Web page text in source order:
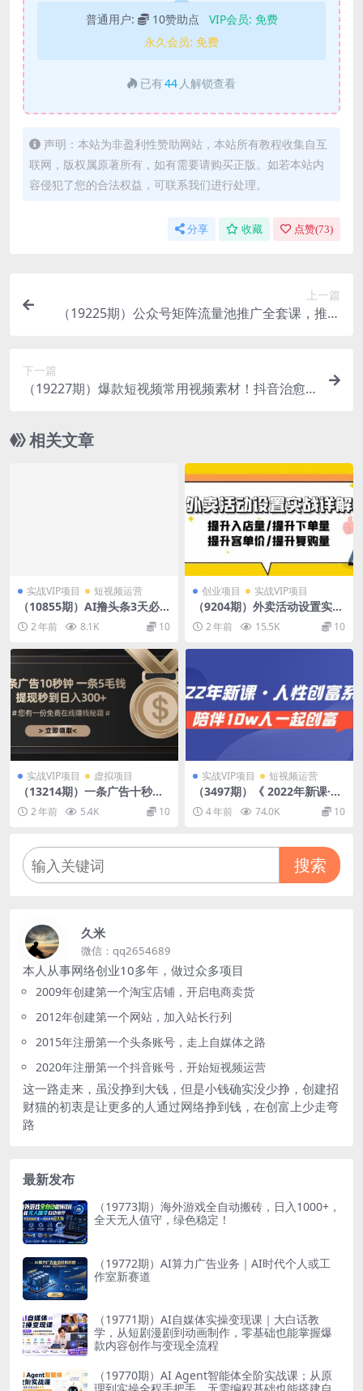
普通用户: 10赞助点 VIP会员: 免费
永久会员: 免费
已有44 人解锁查看
声明：本站为非盈利性赞助网站，本站所有教程收集自互
联网，版权属原著所有，如有需要请购买正版。如若本站内
容侵犯了您的合法权益，可联系我们进行处理。
分享 收藏 点赞(73)
上一篇
（19225期）公众号矩阵流量池推广全套课，推流
下一篇
（19227期）爆款短视频常用视频素材！抖音治愈
印，视频感氛围拉满
相关文章
实战VIP项目 短视频运营
（10855期）AI撸头条3天必
起号，超简单3分钟1条，一键
多渠道分发，复制粘贴月入1
2 年前 8.1K 10
创业项目 实战VIP项目
（9204期）外卖活动设置实战
详解：提升入店量/提升下单
量/提升客单价/提升复购量-21
2 年前 15.5K 10
实战VIP项目 虚拟项目
（13214期）一条广告十秒钟
一条五毛钱 日入300+ 小白也
能上手
2 年前 5.4K 10
实战VIP项目 短视频运营
（3497期）《 2022年新课·人
性创富系统 》陪伴10w人一起
创富（价值3980）
4 年前 74.0K 10
搜索
久米
微信：qq2654689
本人从事网络创业10多年，做过众多项目
2009年创建第一个淘宝店铺，开启电商卖货
2012年创建第一个网站，加入站长行列
2015年注册第一个头条账号，走上自媒体之路
2020年注册第一个抖音账号，开始短视频运营
这一路走来，虽没挣到大钱，但是小钱确实没少挣，创建招
财猫的初衷是让更多的人通过网络挣到钱，在创富上少走弯
路
最新发布
（19773期）海外游戏全自动搬砖，日入1000+，
全天无人值守，绿色稳定！
（19772期）AI算力广告业务｜AI时代个人或工
作室新赛道
（19771期）AI自媒体实操变现课｜大白话教
学，从短剧漫剧到动画制作，零基础也能掌握爆
款内容创作与变现全流程
（19770期）AI Agent智能体全阶实战课；从原